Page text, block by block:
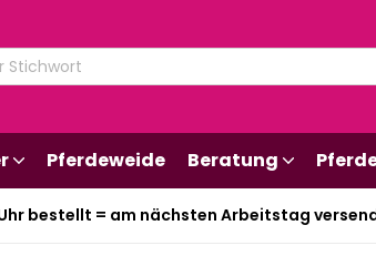
Pferdeweide Beratung
bestellt = am nächsten Arbeitstag